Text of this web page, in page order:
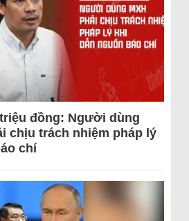
đồng: Người dùng
chịu trách nhiệm pháp lý
chí